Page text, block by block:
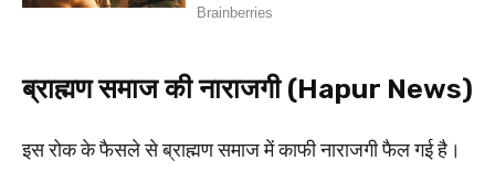
ब्राह्मण समाज की नाराजगी (Hapur News)
इस रोक के फैसले से ब्राह्मण समाज में काफी नाराजगी फैल गई है।